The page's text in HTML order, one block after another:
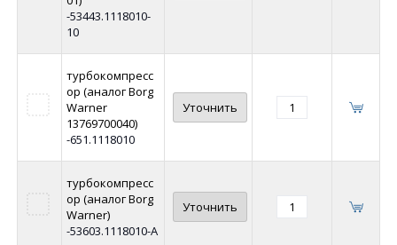
-53443.1118010-
10
турбокомпресс
ор (аналог Borg
Warner
13769700040)
-651.1118010
Уточнить
турбокомпресс
ор (аналог Borg
Warner)
-53603.1118010-А
Уточнить